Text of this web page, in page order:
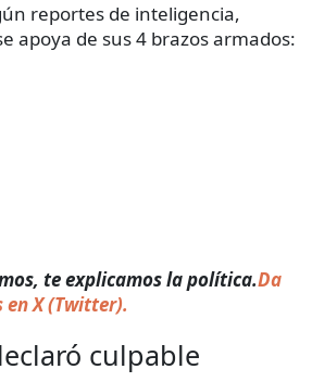
reportes de inteligencia,
apoya de sus 4 brazos armados:
te explicamos la política.Da
en X (Twitter).
culpable